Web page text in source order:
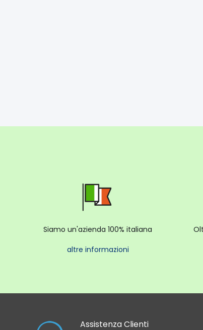
Siamo un'azienda 100% italiana
altre informazioni
Assistenza Clienti